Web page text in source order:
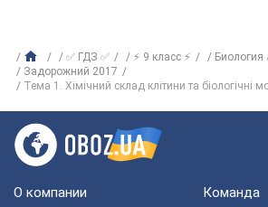
✅ ГДЗ ✅ ⚡ 9 класс ⚡
Задорожний 2017
Тема 1. Хімічний склад клітини та біологічні
О компании Команда